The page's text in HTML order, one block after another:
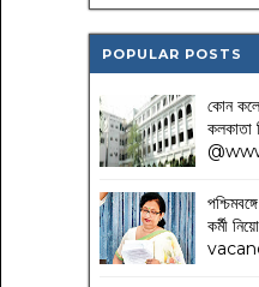
POPULAR POSTS
কোন
কলকাতা
কর্মী